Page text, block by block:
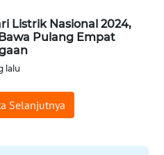
Listrik Nasional 2024,
Pulang Empat
lalu
Selanjutnya